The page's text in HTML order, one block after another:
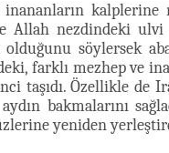
inananların
Allah nezdindeki ulvi
söylersek
farklı mezhep ve
taşıdı. Özellikle de
bakmalarını
yeniden